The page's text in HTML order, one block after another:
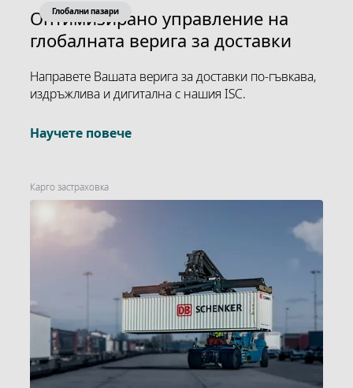
Оптимизирано управление на
глобалната верига за доставки
Направете Вашата верига за доставки по-гъвкава,
издръжлива и дигитална с нашия ISC.
Научете повече
Глобални пазари
Карго застраховка